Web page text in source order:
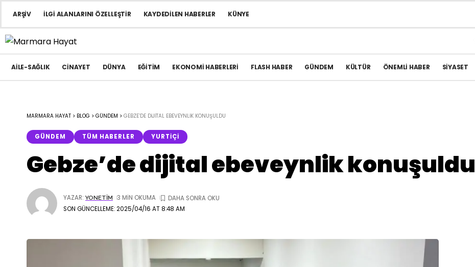
ARŞIV İLGI ALANLARINI ÖZELLEŞTIR KAYDEDILEN HABERLER KÜNYE
AILE-SAĞLIK CINAYET DÜNYA EĞITIM EKONOMI HABERLERI FLASH HABER GÜNDEM KÜLTÜR ÖNEMLI HABER SIYASET
MARMARA HAYAT > BLOG > GÜNDEM > GEBZE’DE DIJITAL EBEVEYNLIK KONUŞULDU
GÜNDEM TÜM HABERLER YURTIÇI
Gebze’de dijital ebeveynlik konuşuldu
SON GÜNCELLEME: 2025/04/16 AT 8:48 AM
YAZAR: YONETIM 3 MIN OKUMA